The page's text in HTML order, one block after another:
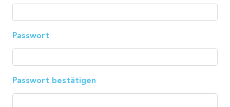
Passwort
Passwort bestätigen